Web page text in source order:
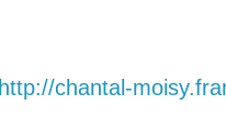
http://chantal-